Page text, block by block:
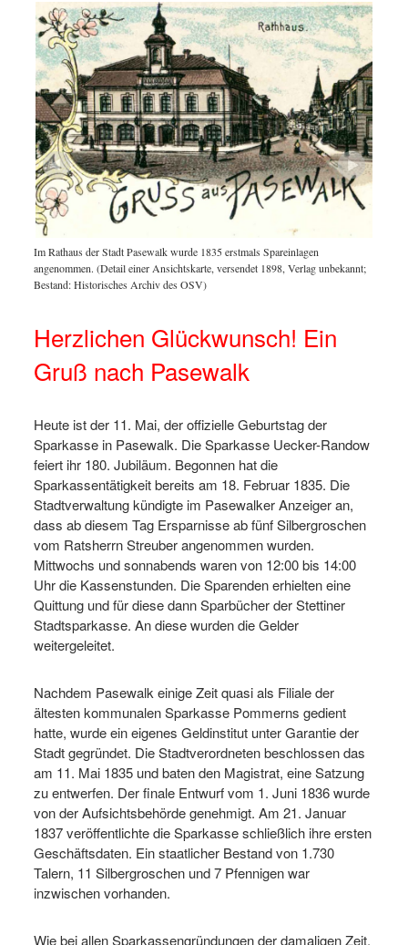
Im Rathaus der Stadt Pasewalk wurde 1835 erstmals Spareinlagen
angenommen. (Detail einer Ansichtskarte, versendet 1898, Verlag unbekannt;
Bestand: Historisches Archiv des OSV)
Herzlichen Glückwunsch! Ein
Gruß nach Pasewalk
Heute ist der 11. Mai, der offizielle Geburtstag der
Sparkasse in Pasewalk. Die Sparkasse Uecker-Randow
feiert ihr 180. Jubiläum. Begonnen hat die
Sparkassentätigkeit bereits am 18. Februar 1835. Die
Stadtverwaltung kündigte im Pasewalker Anzeiger an,
dass ab diesem Tag Ersparnisse ab fünf Silbergroschen
vom Ratsherrn Streuber angenommen wurden.
Mittwochs und sonnabends waren von 12:00 bis 14:00
Uhr die Kassenstunden. Die Sparenden erhielten eine
Quittung und für diese dann Sparbücher der Stettiner
Stadtsparkasse. An diese wurden die Gelder
weitergeleitet.
Nachdem Pasewalk einige Zeit quasi als Filiale der
ältesten kommunalen Sparkasse Pommerns gedient
hatte, wurde ein eigenes Geldinstitut unter Garantie der
Stadt gegründet. Die Stadtverordneten beschlossen das
am 11. Mai 1835 und baten den Magistrat, eine Satzung
zu entwerfen. Der finale Entwurf vom 1. Juni 1836 wurde
von der Aufsichtsbehörde genehmigt. Am 21. Januar
1837 veröffentlichte die Sparkasse schließlich ihre ersten
Geschäftsdaten. Ein staatlicher Bestand von 1.730
Talern, 11 Silbergroschen und 7 Pfennigen war
inzwischen vorhanden.
Wie bei allen Sparkassengründungen der damaligen Zeit,